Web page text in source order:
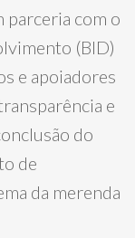
parceria com o
(BID)
e apoiadores
e
do
de
da merenda